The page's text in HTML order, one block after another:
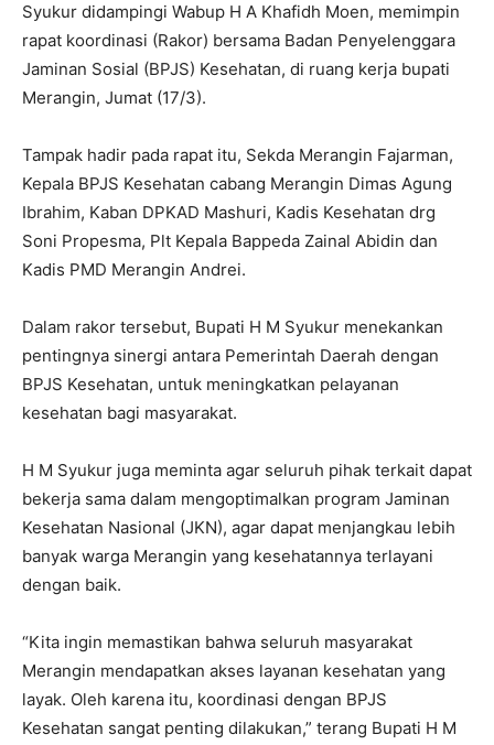
Syukur didampingi Wabup H A Khafidh Moen, memimpin
rapat koordinasi (Rakor) bersama Badan Penyelenggara
Jaminan Sosial (BPJS) Kesehatan, di ruang kerja bupati
Merangin, Jumat (17/3).
Tampak hadir pada rapat itu, Sekda Merangin Fajarman,
Kepala BPJS Kesehatan cabang Merangin Dimas Agung
Ibrahim, Kaban DPKAD Mashuri, Kadis Kesehatan drg
Soni Propesma, Plt Kepala Bappeda Zainal Abidin dan
Kadis PMD Merangin Andrei.
Dalam rakor tersebut, Bupati H M Syukur menekankan
pentingnya sinergi antara Pemerintah Daerah dengan
BPJS Kesehatan, untuk meningkatkan pelayanan
kesehatan bagi masyarakat.
H M Syukur juga meminta agar seluruh pihak terkait dapat
bekerja sama dalam mengoptimalkan program Jaminan
Kesehatan Nasional (JKN), agar dapat menjangkau lebih
banyak warga Merangin yang kesehatannya terlayani
dengan baik.
“Kita ingin memastikan bahwa seluruh masyarakat
Merangin mendapatkan akses layanan kesehatan yang
layak. Oleh karena itu, koordinasi dengan BPJS
Kesehatan sangat penting dilakukan,” terang Bupati H M